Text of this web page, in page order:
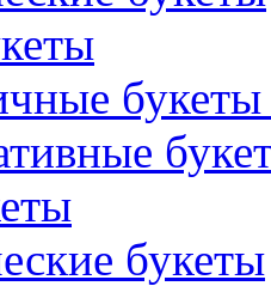
букеты
букеты